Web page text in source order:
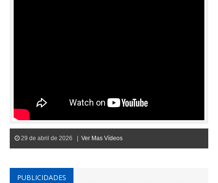
29 de abril de 2026 | Ver Mas Vídeos
PUBLICIDADES